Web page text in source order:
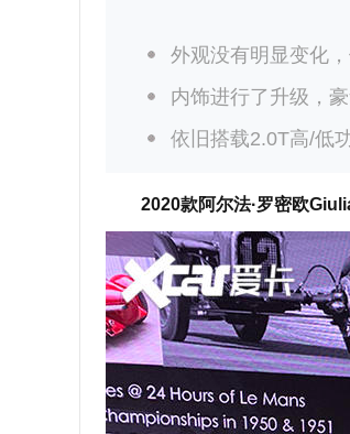
外观没有明显变化
内饰进行了升级，
依旧搭载2.0T高/低
2020款阿尔法·罗密欧